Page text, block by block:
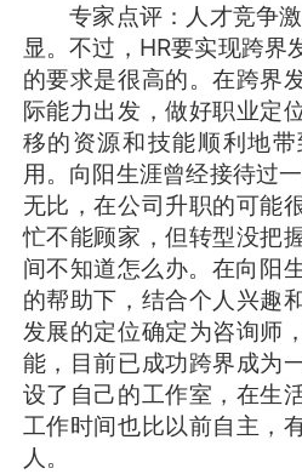
专家点评：人才竞争激
显。不过，HR要实现跨界
的要求是很高的。在跨界
际能力出发，做好职业定
移的资源和技能顺利地
用。向阳生涯曾经接待过
无比，在公司升职的可能
忙不能顾家，但转型没把
间不知道怎么办。在向阳
的帮助下，结合个人兴趣
发展的定位确定为咨询师
能，目前已成功跨界成为
设了自己的工作室，在生
工作时间也比以前自主，
人。